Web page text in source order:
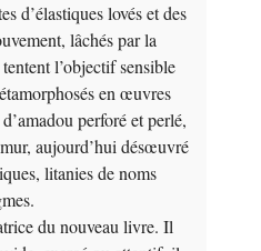
d’élastiques lovés et des
lâchés par la
l’objectif sensible
en œuvres
perforé et perlé,
aujourd’hui désœuvré
litanies de noms
du nouveau livre. Il